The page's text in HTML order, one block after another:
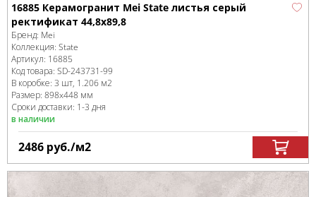
16885 Керамогранит Mei State листья серый
ректификат 44,8x89,8
Бренд: Mei
Коллекция: State
Артикул: 16885
Код товара: SD-243731-99
В коробке: 3 шт, 1.206 м2
Размер: 898x448 мм
Сроки доставки: 1-3 дня
в наличии
2486 руб./м2